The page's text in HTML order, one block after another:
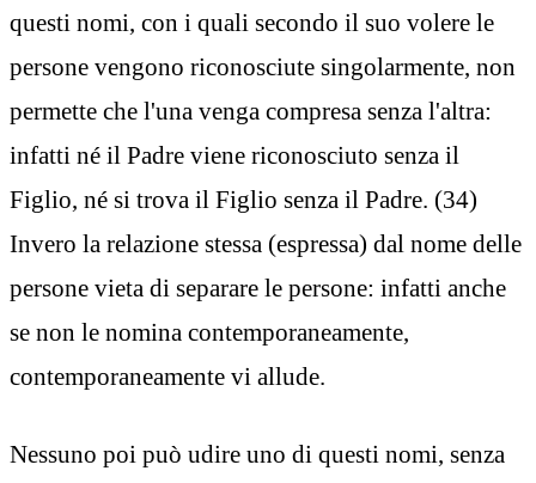
questi nomi, con i quali secondo il suo volere le
persone vengono riconosciute singolarmente, non
permette che l'una venga compresa senza l'altra:
infatti né il Padre viene riconosciuto senza il
Figlio, né si trova il Figlio senza il Padre. (34)
Invero la relazione stessa (espressa) dal nome delle
persone vieta di separare le persone: infatti anche
se non le nomina contemporaneamente,
contemporaneamente vi allude.
Nessuno poi può udire uno di questi nomi, senza